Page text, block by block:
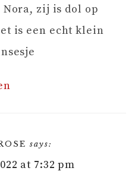
zij is dol op
is een echt klein
says:
at 7:32 pm